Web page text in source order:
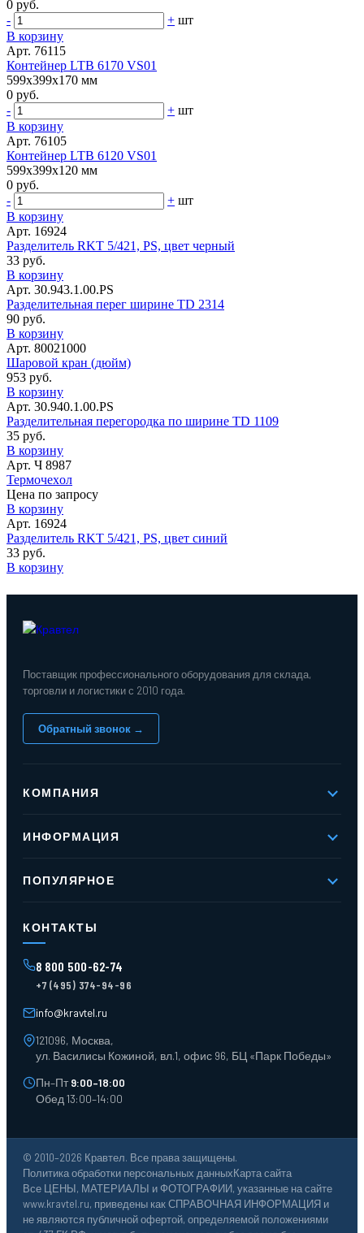
0 руб.
-
+ шт
В корзину
Арт. 76115
Контейнер LTB 6170 VS01
599x399x170 мм
0 руб.
-
+ шт
В корзину
Арт. 76105
Контейнер LTB 6120 VS01
599x399x120 мм
0 руб.
-
+ шт
В корзину
Арт. 16924
Разделитель RKT 5/421, PS, цвет черный
33 руб.
В корзину
Арт. 30.943.1.00.PS
Разделительная перег ширине TD 2314
90 руб.
В корзину
Арт. 80021000
Шаровой кран (дюйм)
953 руб.
В корзину
Арт. 30.940.1.00.PS
Разделительная перегородка по ширине TD 1109
35 руб.
В корзину
Арт. Ч 8987
Термочеxол
Цена по запросу
В корзину
Арт. 16924
Разделитель RKT 5/421, PS, цвет синий
33 руб.
В корзину
Поставщик профессионального оборудования для склада,
торговли и логистики с 2010 года.
Обратный звонок →
КОМПАНИЯ
Реквизиты
Контакты
ИНФОРМАЦИЯ
Доставка и оплата
ПОПУЛЯРНОЕ
Контейнеры для отходов
Поддоны
Ящики пластиковые
Тара пласт. и металл.
Тележки для склада
КОНТАКТЫ
8 800 500-62-74
+7 (495) 374-94-96
info@kravtel.ru
121096, Москва,
ул. Василисы Кожиной, вл.1, офис 96, БЦ «Парк Победы»
Пн–Пт9:00–18:00
Обед 13:00–14:00
© 2010–2026 Кравтел. Все права защищены.
Политика обработки персональных данныхКарта сайта
Все ЦЕНЫ, МАТЕРИАЛЫ и ФОТОГРАФИИ, указанные на сайте
www.kravtel.ru, приведены как СПРАВОЧНАЯ ИНФОРМАЦИЯ и
не являются публичной офертой, определяемой положениями